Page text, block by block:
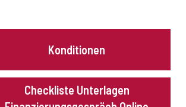
Konditionen
Checkliste Unterlagen